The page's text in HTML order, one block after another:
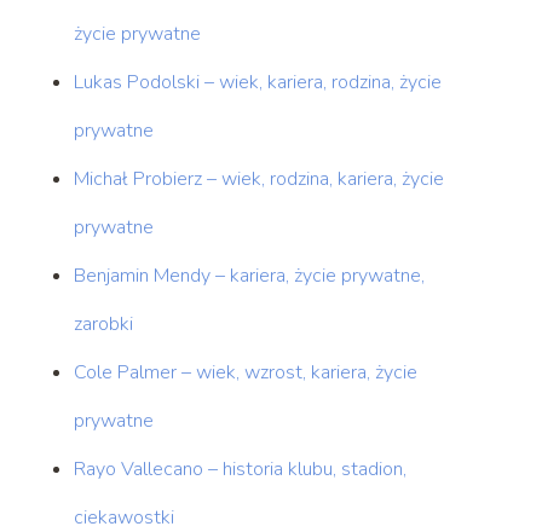
życie prywatne
Lukas Podolski – wiek, kariera, rodzina, życie
prywatne
Michał Probierz – wiek, rodzina, kariera, życie
prywatne
Benjamin Mendy – kariera, życie prywatne,
zarobki
Cole Palmer – wiek, wzrost, kariera, życie
prywatne
Rayo Vallecano – historia klubu, stadion,
ciekawostki